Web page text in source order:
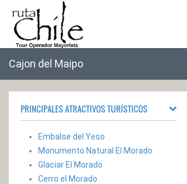
Cajon del Maipo
PRINCIPALES ATRACTIVOS TURÍSTICOS
Embalse del Yeso
Monumento Natural El Morado
Glaciar El Morado
Cerro el Morado